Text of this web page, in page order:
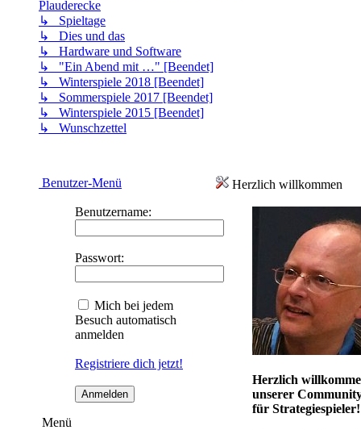
Plauderecke
↳ Spieltage
↳ Dies und das
↳ Hardware und Software
↳ "Ein Abend mit …" [Beendet]
↳ Winterspiele 2018 [Beendet]
↳ Sommerspiele 2017 [Beendet]
↳ Winterspiele 2015 [Beendet]
↳ Wunschzettel
Benutzer-Menü
Benutzername:
Passwort:
Mich bei jedem
Besuch automatisch
anmelden
Registriere dich jetzt!
Menü
Herzlich willkommen
Herzlich
unserer
für Strategiespieler!